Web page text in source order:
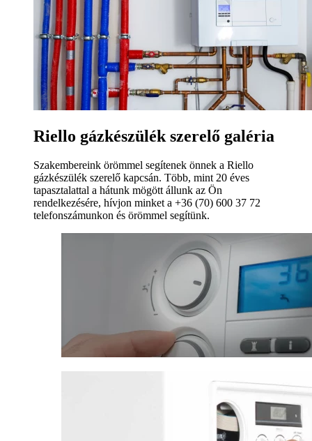
Riello gázkészülék szerelő galéria
Szakembereink örömmel segítenek önnek a Riello
gázkészülék szerelő kapcsán. Több, mint 20 éves
tapasztalattal a hátunk mögött állunk az Ön
rendelkezésére, hívjon minket a +36 (70) 600 37 72
telefonszámunkon és örömmel segítünk.